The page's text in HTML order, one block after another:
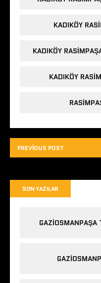
KADIKÖY
KADIKÖY
KADIKÖY
PREVIOUS POST
SON YAZILAR
GAZIOSMANPAŞA